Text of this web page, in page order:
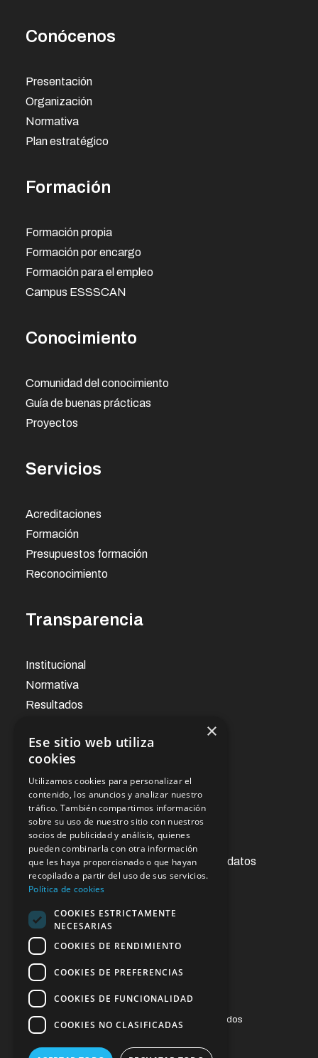
Conócenos
Presentación
Organización
Normativa
Plan estratégico
Formación
Formación propia
Formación por encargo
Formación para el empleo
Campus ESSSCAN
Conocimiento
Comunidad del conocimiento
Guía de buenas prácticas
Proyectos
Servicios
Acreditaciones
Formación
Presupuestos formación
Reconocimiento
Transparencia
Institucional
Normativa
Resultados
Noticias
Oficina virtual
Acceso a la información pública
Ejercicios de derechos de protección de datos
Contacto
Enlaces de interés
© 2023 ESSSCAN. Todos los derechos reservados
×
Ese sitio web utiliza
cookies
Utilizamos cookies para personalizar el
contenido, los anuncios y analizar nuestro
tráfico. También compartimos información
sobre su uso de nuestro sitio con nuestros
socios de publicidad y análisis, quienes
pueden combinarla con otra información
que les haya proporcionado o que hayan
recopilado a partir del uso de sus servicios.
Política de cookies
COOKIES ESTRICTAMENTE
NECESARIAS
COOKIES DE RENDIMIENTO
COOKIES DE PREFERENCIAS
COOKIES DE FUNCIONALIDAD
COOKIES NO CLASIFICADAS